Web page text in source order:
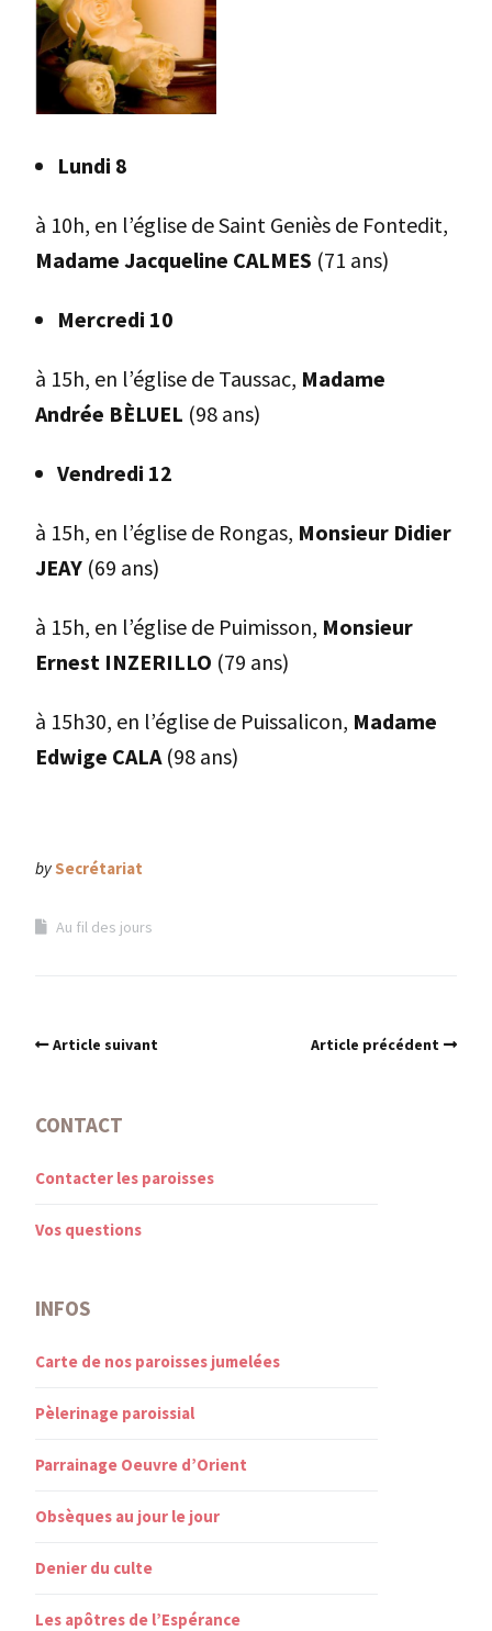
Lundi 8
à 10h, en l’église de Saint Geniès de Fontedit,
Madame Jacqueline CALMES (71 ans)
Mercredi 10
à 15h, en l’église de Taussac, Madame
Andrée BÈLUEL (98 ans)
Vendredi 12
à 15h, en l’église de Rongas, Monsieur Didier
JEAY (69 ans)
à 15h, en l’église de Puimisson, Monsieur
Ernest INZERILLO (79 ans)
à 15h30, en l’église de Puissalicon, Madame
Edwige CALA(98 ans)
bySecrétariat
Au fil des jours
Article suivant Article précédent
CONTACT
Contacter les paroisses
Vos questions
INFOS
Carte de nos paroisses jumelées
Pèlerinage paroissial
Parrainage Oeuvre d’Orient
Obsèques au jour le jour
Denier du culte
Les apôtres de l’Espérance